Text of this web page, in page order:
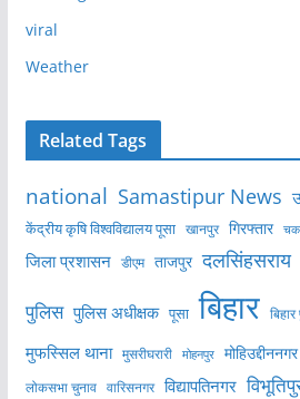
viral
Weather
Related Tags
national Samastipur News
केंद्रीय कृषि विश्वविद्यालय पूसा खानपुर गिरफ्तार
जिला प्रशासन डीएम ताजपुर दलसिंहसराय
पुलिस पुलिस अधीक्षक पूसा बिहार
मुफस्सिल थाना मुसरीघरारी मोहनपुर मोहिउद्दीननगर
लोकसभा चुनाव वारिसनगर विद्यापतिनगर